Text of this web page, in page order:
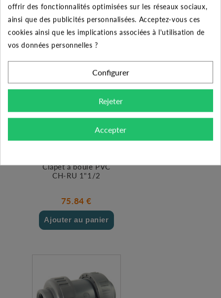
185.51 €
Ajouter au panier
Clapet à boule PVC
CH-RU 1"1/2
75.84 €
Ajouter au panier
offrir des fonctionnalités optimisées sur les réseaux sociaux,
ainsi que des publicités personnalisées. Acceptez-vous ces
cookies ainsi que les implications associées à l'utilisation de
vos données personnelles ?
Configurer
Rejeter
Accepter